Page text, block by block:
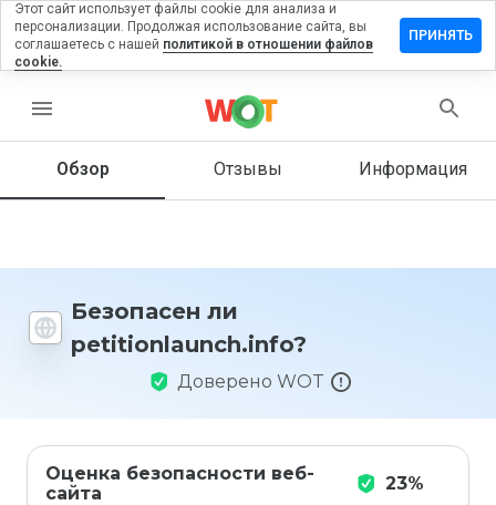
menu
Обзор Отзывы Информация
Безопасен ли
petitionlaunch.info?
Доверено WOT
Оценка безопасности веб-
сайта
23%
отзыв
Как бы
этот
1 до 5?
Этот сайт использует файлы cookie для анализа и
персонализации. Продолжая использование сайта, вы
соглашаетесь с нашей политикой в отношении файлов
cookie.
ПРИНЯТЬ